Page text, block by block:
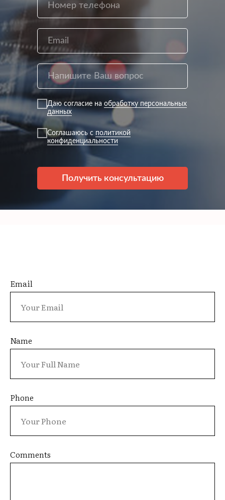
Даю согласие на обработку персональных
данных
Соглашаюсь с политикой
конфиденциальности
Получить консультацию
Email
Name
Phone
Comments